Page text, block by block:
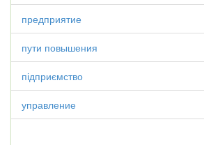
предприятие
пути повышения
підприємство
управление